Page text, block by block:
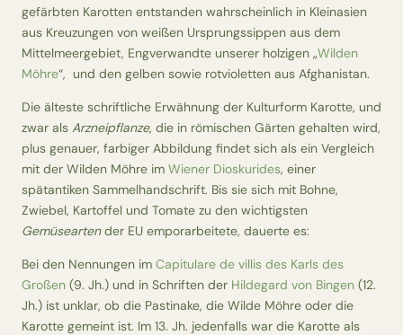
gefärbten Karotten entstanden wahrscheinlich in Kleinasien
aus Kreuzungen von weißen Ursprungssippen aus dem
Mittelmeergebiet, Engverwandte unserer holzigen „Wilden
Möhre“, und den gelben sowie rotvioletten aus Afghanistan.
Die älteste schriftliche Erwähnung der Kulturform Karotte, und
zwar als Arzneipflanze, die in römischen Gärten gehalten wird,
plus genauer, farbiger Abbildung findet sich als ein Vergleich
mit der Wilden Möhre im Wiener Dioskurides, einer
spätantiken Sammelhandschrift. Bis sie sich mit Bohne,
Zwiebel, Kartoffel und Tomate zu den wichtigsten
Gemüseartender EU emporarbeitete, dauerte es:
Bei den Nennungen im Capitulare de villis des Karls des
Großen (9. Jh.) und in Schriften der Hildegard von Bingen (12.
Jh.) ist unklar, ob die Pastinake, die Wilde Möhre oder die
Karotte gemeint ist. Im 13. Jh. jedenfalls war die Karotte als